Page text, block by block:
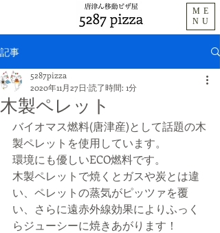
ME
NU
記事
木製ペレット
5287pizza
2020年11月27日 読了時間: 1分
バイオマス燃料(唐津産)として話題の木
製ペレットを使用しています。
​環境にも優しいECO燃料です。
​木製ペレットで焼くとガスや炭とは違
い、ペレットの蒸気がピッツァを覆
い、さらに遠赤外線効果によりふっく
らジューシーに焼きあがります！